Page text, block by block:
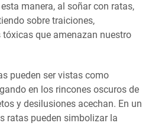
manera, al soñar con ratas,
sobre traiciones,
que amenazan nuestro
pueden ser vistas como
en los rincones oscuros de
y desilusiones acechan. En un
ratas pueden simbolizar la